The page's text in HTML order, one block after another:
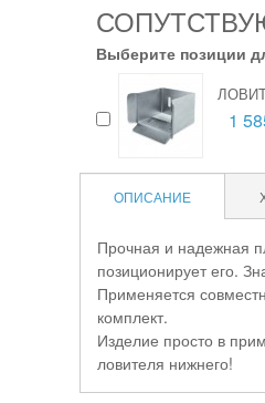
Выберите позиции
1
ОПИСАНИЕ
Прочная и надежная
позиционирует его.
Применяется
комплект.
Изделие просто в
ловителя нижнего!